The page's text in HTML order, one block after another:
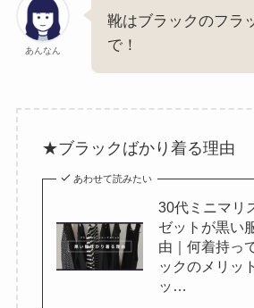
あんなん
靴はブラックのフラ
で！
★ブラックばかり着る理由
あわせて読みたい
30代ミニマリ
ゼットが黒い
由｜何着持っ
ックのメリッ
ッ…